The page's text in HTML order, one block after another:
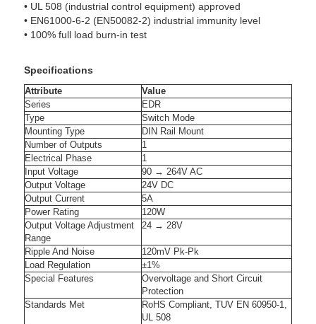
• UL 508 (industrial control equipment) approved
• EN61000-6-2 (EN50082-2) industrial immunity level
• 100% full load burn-in test
Specifications
Attribute
Value
Series
EDR
Type
Switch Mode
Mounting Type
DIN Rail Mount
Number of Outputs
1
Electrical Phase
1
Input Voltage
90 → 264V AC
Output Voltage
24V DC
Output Current
5A
Power Rating
120W
Output Voltage Adjustment
Range
24 → 28V
Ripple And Noise
120mV Pk-Pk
Load Regulation
±1%
Special Features
Overvoltage and Short Circuit
Protection
Standards Met
RoHS Compliant, TUV EN 60950-1,
UL 508